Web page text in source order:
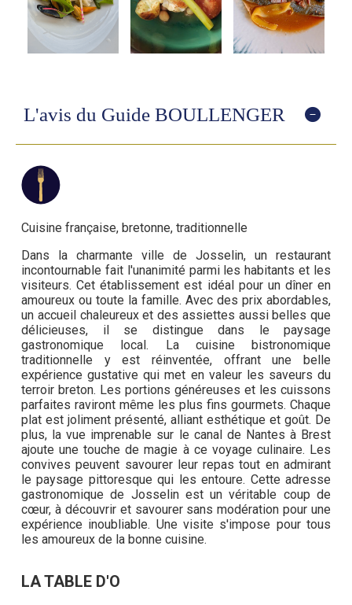
L'avis du Guide BOULLENGER
Cuisine française, bretonne, traditionnelle
Dans la charmante ville de Josselin, un restaurant
incontournable fait l'unanimité parmi les habitants et les
visiteurs. Cet établissement est idéal pour un dîner en
amoureux ou toute la famille. Avec des prix abordables,
un accueil chaleureux et des assiettes aussi belles que
délicieuses, il se distingue dans le paysage
gastronomique local. La cuisine bistronomique
traditionnelle y est réinventée, offrant une belle
expérience gustative qui met en valeur les saveurs du
terroir breton. Les portions généreuses et les cuissons
parfaites raviront même les plus fins gourmets. Chaque
plat est joliment présenté, alliant esthétique et goût. De
plus, la vue imprenable sur le canal de Nantes à Brest
ajoute une touche de magie à ce voyage culinaire. Les
convives peuvent savourer leur repas tout en admirant
le paysage pittoresque qui les entoure. Cette adresse
gastronomique de Josselin est un véritable coup de
cœur, à découvrir et savourer sans modération pour une
expérience inoubliable. Une visite s'impose pour tous
les amoureux de la bonne cuisine.
LA TABLE D'O